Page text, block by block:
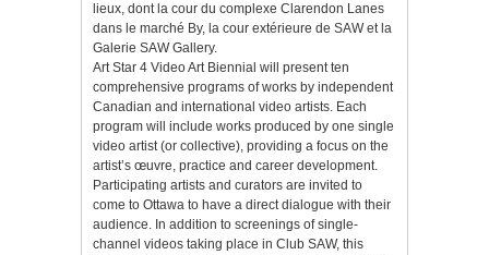
lieux, dont la cour du complexe Clarendon Lanes
dans le marché By, la cour extérieure de SAW et la
Galerie SAW Gallery.
Art Star 4 Video Art Biennial will present ten
comprehensive programs of works by independent
Canadian and international video artists. Each
program will include works produced by one single
video artist (or collective), providing a focus on the
artist’s œuvre, practice and career development.
Participating artists and curators are invited to
come to Ottawa to have a direct dialogue with their
audience. In addition to screenings of single-
channel videos taking place in Club SAW, this